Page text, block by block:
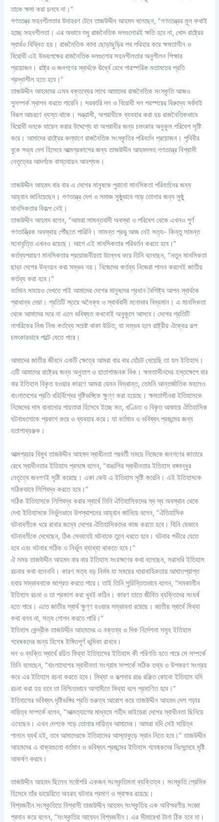
তাকে ক্ষমা করা চলবে না।”
গণতন্ত্রে সহনশীলতার উদাহরণ টেনে তাজউদ্দীন আহমদ বলেছেন, “গণতন্ত্রের মূল কথাই
হচ্ছে সহনশীলতা। এর অভাবে শুধু রাজনৈতিক দলগুলোরই ক্ষতি হবে না, খোদ রাষ্ট্রের
স্বার্থও বিঘ্নিত হয়। রাজনৈতিক কাদা ছোড়াছুড়ির পথ পরিহার করে ক্ষমতাসীন ও
বিরোধী এই উভয়পক্ষের রাজনৈতিক দলগুলোর সহনশীলতার অনুশীলন শিক্ষার
প্রয়োজন। রাষ্ট্র ও জনগণের স্বার্থকে ঊর্ধ্বে রেখে পারস্পরিক মতামতের প্রতি
শ্রদ্ধাশীল হতে হবে।”
তাজউদ্দীন আহমদের এসব বক্তব্যের সাথে আমাদের রাজনৈতিক সংস্কৃতি আজও
সুসম্পর্ক স্থাপন করতে পারেনি। সরকারি দল ও বিরোধী দল পরস্পরের বিরুদ্ধে সর্বদাই
বিরূপ আচরণে ব্যস্ত থাকে। সন্ত্রাসী, অপরাধীকে ব্যবহার করা হয় রাজনৈতিকভাবে
বিরোধী দলকে ঘায়েল করার উদ্দেশ্যে যা অপরাধীর জন্য চমৎকার অনুকূল পরিবেশ সৃষ্টি
করে। আমাদের রাষ্ট্রের কল্যাণে রাজনৈতিক সংস্কৃতির পরিবর্তন প্রয়োজন। পৃথিবীর
বুকে সভ্য দেশ হিসেবে আত্মপ্রকাশের জন্য তাজউদ্দীন আহমদসহ গণতন্ত্রে বিশ্বাসী
নেতৃত্বের আদর্শকে বাস্তবায়ন আবশ্যক।
তাজউদ্দীন আহমদ বার বার এ দেশের মানুষকে পুরানো মানসিকতা পরিবর্তনের জন্য
আহ্বান জানিয়েছেন। গণতন্ত্রে দেশ ও সমাজ সুষ্ঠুভাবে গড়ে তোলার জন্য সুষ্ঠু
মানসিকতার বিকল্প নেই।
তাজউদ্দীন আহমদ বলেন, “আমরা সামন্তবাদী অবস্থা ও পরিবেশ থেকে এখনও পূর্ণ
গণতান্ত্রিক অবস্থায় পৌঁছতে পারিনি। সামন্ত প্রভু আজ নেই সত্য- কিন্তু সামন্ত
মনোবৃত্তি এখনও রয়েছে। আগে এই মানসিকতার পরিবর্তন করতে হবে।”
কর্তব্যপরায়ণ মানসিকতার প্রয়োজনীয়তা উল্লেখ করে তিনি বলেছেন, “নতুন মানসিকতা
ছাড়া দেশের উন্নয়ন করা সম্ভব নয়। নিজেদের কর্তব্য নিজেরা পালন করলেই জাতীয়
কর্তব্য করা হবে।”
বর্তমান সময়েও দেখতে পাই আমাদের দেশের মানুষদের প্রধান বৈশিষ্ট্য আপন স্বার্থকে
প্রাধান্য দেয়া। প্রতিটি স্তরে অনৈক্য ও স্বার্থবাদী মনোভাব বিদ্যমান। এ মানসিকতা
থেকে আমাদের সরে না এলে ভবিষ্যত কখনোই অনুকূলে আসবে। দেশের প্রতিটি
নাগরিকের নিজ নিজ কর্তব্যে সচেষ্ট থাকা উচিত, যা সম্ভব হলে রাষ্ট্রীয় ঐক্যের রূপ
চমৎকারভাবে পাল্টে যেতে পারে।
আমাদের জাতীয় জীবনে একটি ক্ষেত্রে আমরা বার বার হোঁচট খেয়েছি তা হল ইতিহাস।
এটি আমাদের রাষ্ট্রের জন্য অনুতাপ ও হাতাশাজনক দিক। ক্ষমতাসীনদের হস্তক্ষেপে বার
বার ইতিহাস বিকৃত হওয়ার কারণে আমরা যেমন বিভ্রান্ত, তেমনি আন্তর্জাতিক মহলেও
বাংলাদেশের প্রতি বহির্বিশ্বের দৃষ্টিভঙ্গিকে ক্ষুণ্ণ করা হয়েছে। ক্ষমতাসীনরা ইতিহাসকে
নিজেদের দাস বানানোর পায়তারা হিসেবে ইচ্ছে মত, খণ্ডিত ও বিকৃত আকারে ঐতিহাসিক
ঘটনাগুলোকে প্রকাশ করে ও ব্যবহার করে। যা বর্তমান ও ভবিষ্যৎ প্রজন্মের জন্য
হতাশাব্যঞ্জক।
আত্মপ্রচার বিমুখ তাজউদ্দীন আহমদ স্বাধীনতা পরবর্তী সময়ে নিজেকে জনগণের কাতারে
রেখে স্বাধীনতার ইতিহাস প্রসঙ্গে বলেন, “বাঙালির স্বাধীনতার ইতিহাস বঙ্গবন্ধুর
নেতৃত্বে জনগণই সৃষ্টি করেছে। একা কেউ এ ইতিহাস সৃষ্টি করেনি। এই ইতিহাসকে
সঠিকভাবে লিপিবদ্ধ করতে হবে।”
সঠিক ইতিহাসকে লিপিবদ্ধ করার স্বার্থে তিনি ঐতিহাসিকদের স্ব স্ব অবস্থান থেকে
দেখা ইতিহাসকে নির্ভুলভাবে উপস্থাপনের আহ্বান জানিয়ে বলেন, “ঐতিহাসিক
ঘটনাবলীকে ধরে রাখার জন্যে দেশের ঐতিহাসিকদের কাজ করতে হবে। যিনি যেভাবে
ঘটনাবলীকে দেখেছেন, ঠিক সেভাবেই ঘটনাকে তুলে ধরতে হবে। ঘটনার গভীরে যেতে
হবে এবং ঘটনার সঠিক ও নির্ভুল ব্যাখ্যা থাকতে হবে।”
ঐ সময় তাজউদ্দীন আহমদ বার বার ইতিহাস সংরক্ষণের কথা বলেছেন, সরাসরি ইতিহাস
রচনার কথা বলেননি। কারণ সত্য বড় নির্মম যা সময়ের ধারাবাহিকতায় আঘাতপ্রাপ্ত
হবার সম্ভাবনাকে জাগ্রত করতে পারে। তাই তিনি সুচিন্তিতভাবে বলেন, “সমকালীন
ইতিহাস রচনা ও তা প্রকাশ করা খুবই কঠিন। কারণ তাতে জীবিত ব্যক্তিদের সংঘর্ষ
হতে পারে। এতে জাতীয় স্বার্থ ক্ষুণ্ণ হওয়ার সম্ভাবনা রয়েছে। জাতীয় স্বার্থে মিথ্যা
কথা বলব না, সত্য গোপন করতে পারি।”
ইতিহাস কেন্দ্রীক তাজউদ্দীন আহমদের এ বক্তব্য ও দিক নির্দেশনা সমূহ ইতিহাস
গবেষকদের জন্য বিশেষ ইঙ্গিতপূর্ণ ভূমিকা রাখবে।
দল ও ব্যক্তি স্বার্থে রচিত মিথ্যা ইতিহাসের ইতিহাস কী পরিণতি হতে পারে সে সম্পর্কে
তিনি বলেছেন, “বাংলাদেশের স্বাধীনতা সংগ্রাম সম্পর্কে সঠিক তথ্য ও উপকরণ সংগ্রহ
করে এর ইতিহাস রচনা করতে হবে। মিথ্যা ও কল্পনার রঙে রঞ্জিত কোনো ইতিহাস যদি
রচনা করা হয় তবে তা নিশ্চিতভাবে আগামীতে মিথ্যা বলে প্রমাণিত হবে।”
ইতিহাসের ভবিষ্যৎ দৃষ্টিভঙ্গির প্রতি গুরুত্ব আরোপ করে তাজউদ্দীন আহমদ দেশ গড়ার
দায়িত্ব সম্পর্কে বলেন, “আত্মত্যাগের মাধ্যমে শহীদ ভাইয়েরা দেশের স্বাধীনতা ছিনিয়ে
এনেছেন। এখন দেশকে গড়ে তোলার দায়িত্ব আমাদের। আমরা যদি সেই দায়িত্ব
পালনে ব্যর্থ হই, তবে আমাদেরকে ইতিহাসের আস্তাকুড়ে স্থান নিতে হবে।” তাজউদ্দীন
আহমদের এ বাক্যগুলো বর্তমান ও ভবিষ্যৎ প্রজন্মের ইতিহাস গবেষকদের নিঃসন্দেহে দৃষ্টি
আকর্ষণ করবে।
তাজউদ্দীন আহমদ ছিলেন সর্বোপরি একজন সংস্কৃতিমনা ব্যক্তিত্ব। সংস্কৃতি প্রেমিক
হিসেবে তাঁর ডায়েরিতে অহরহ ঘটনার প্রমাণ ও স্বাক্ষর রয়েছে।
বিশ্বজনীন সংস্কৃতিতে বিশ্বাসী তাজউদ্দীন আহমদ সংস্কৃতির এক অবিস্মরণীয় সংজ্ঞা
প্রদান করে বলেন, “সংস্কৃতির আবেদন বিশ্বজনীন। এর সীমারেখা টানা ঠিক হবে না।